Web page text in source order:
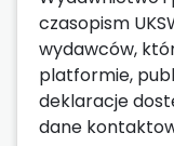
czasopism
wydawców,
platformie,
deklaracje
dane